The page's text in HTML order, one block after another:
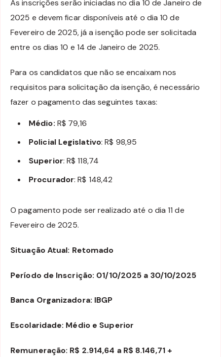
As inscrições serão iniciadas no dia 10 de Janeiro de
2025 e devem ficar disponíveis até o dia 10 de
Fevereiro de 2025, já a isenção pode ser solicitada
entre os dias 10 e 14 de Janeiro de 2025.
Para os candidatos que não se encaixam nos
requisitos para solicitação da isenção, é necessário
fazer o pagamento das seguintes taxas:
Médio: R$ 79,16
Policial Legislativo: R$ 98,95
Superior: R$ 118,74
Procurador: R$ 148,42
O pagamento pode ser realizado até o dia 11 de
Fevereiro de 2025.
Situação Atual: Retomado
Período de Inscrição: 01/10/2025 a 30/10/2025
Banca Organizadora: IBGP
Escolaridade: Médio e Superior
Remuneração: R$ 2.914,64 a R$ 8.146,71 +